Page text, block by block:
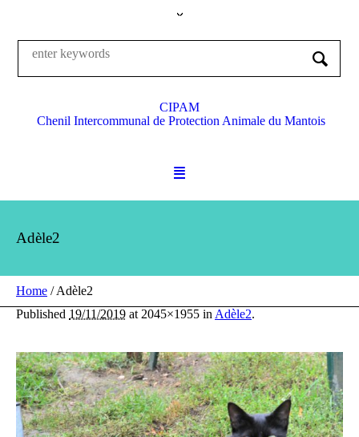
CIPAM
Chenil Intercommunal de Protection Animale du Mantois
Adèle2
Home /Adèle2
Published 19/11/2019 at 2045×1955 in Adèle2.